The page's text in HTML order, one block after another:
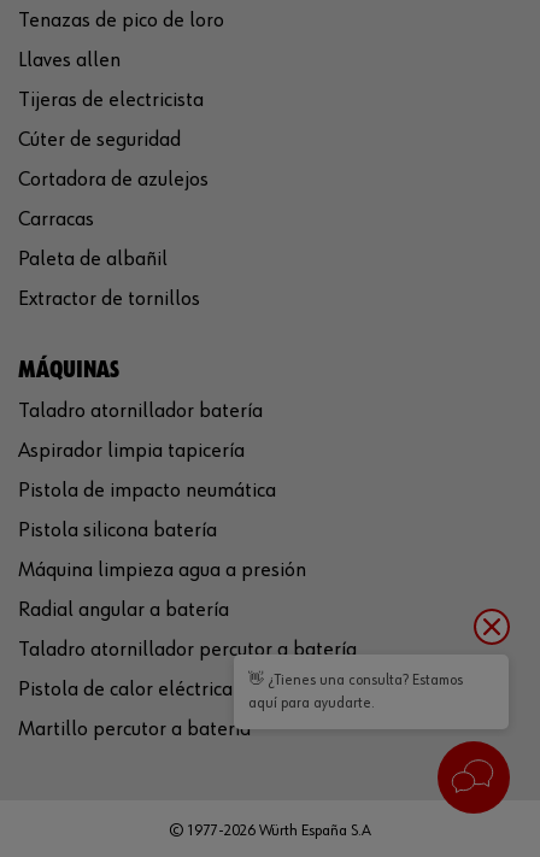
Tenazas de pico de loro
Llaves allen
Tijeras de electricista
Cúter de seguridad
Cortadora de azulejos
Carracas
Paleta de albañil
Extractor de tornillos
MÁQUINAS
Taladro atornillador batería
Aspirador limpia tapicería
Pistola de impacto neumática
Pistola silicona batería
Máquina limpieza agua a presión
Radial angular a batería
Taladro atornillador percutor a batería
Pistola de calor eléctrica
Martillo percutor a batería
© 1977-2026 Würth España S.A
👋 ¿Tienes una consulta? Estamos
aquí para ayudarte.